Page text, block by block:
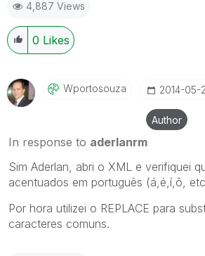
Youtube.com/bideaz 
"Nada é tão inútil quanto fazer
não deveria ser feito." (Peter
4,887 Views
0 Likes
Wportosouza ‎2014-05-
Author
In response to aderlanrm
Sim Aderlan, abri o XML e verifiquei
acentuados em português (á,é,í,ô,
Por hora utilizei o REPLACE para
caracteres comuns.